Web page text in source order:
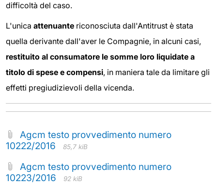
difficoltà del caso.
L'unica attenuante riconosciuta dall'Antitrust è stata
quella derivante dall'aver le Compagnie, in alcuni casi,
restituito al consumatore le somme loro liquidate a
titolo di spese e compensi, in maniera tale da limitare gli
effetti pregiudizievoli della vicenda.
Agcm testo provvedimento numero
10222/2016
85,7 kiB
Agcm testo provvedimento numero
10223/2016
92 kiB